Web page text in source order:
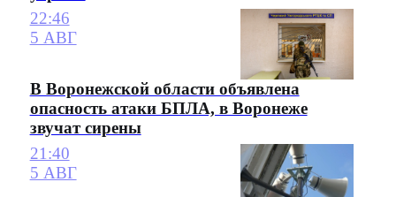
22:46
5 АВГ
В Воронежской области объявлена
опасность атаки БПЛА, в Воронеже
звучат сирены
21:40
5 АВГ